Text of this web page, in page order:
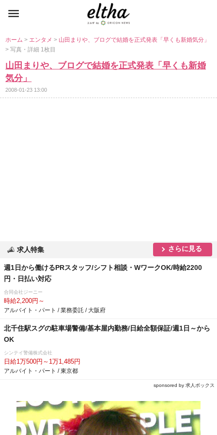
ホーム> エンタメ> 山田まりや、ブログで結婚を正式発表「早くも新婚気分」
> 写真・詳細 1枚目
山田まりや、ブログで結婚を正式発表「早くも新婚
気分」
2008-01-23 13:00
求人特集 さらに見る
週1日から働けるPRスタッフ/シフト相談・WワークOK/時給2200
円・日払い対応
合同会社ジーニー
時給2,200円～
アルバイト・パート / 業務委託 / 大阪府
北千住駅スグの駐車場警備/基本屋内勤務/日給全額保証/週1日～から
OK
シンテイ警備株式会社
日給1万500円～1万1,485円
アルバイト・パート / 東京都
sponsored by 求人ボックス